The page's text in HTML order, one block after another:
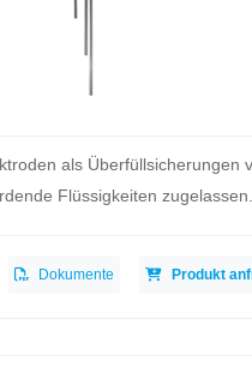
als Überfüllsicherungen
Flüssigkeiten zugelassen.
Dokumente Produkt